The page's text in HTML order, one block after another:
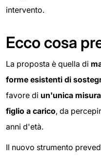
intervento.
Ecco cosa
La proposta è quella di
forme esistenti di
favore di un'unica
figlio a carico, da
anni d'età.
Il nuovo strumento